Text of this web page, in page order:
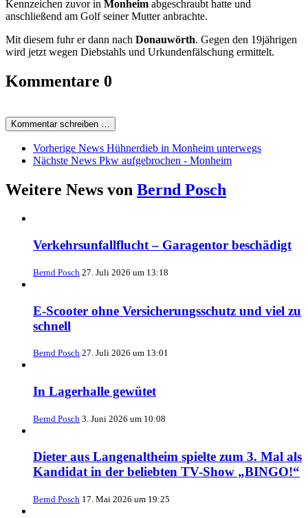
Kennzeichen zuvor in Monheim abgeschraubt hatte und
anschließend am Golf seiner Mutter anbrachte.
Mit diesem fuhr er dann nach Donauwörth. Gegen den 19jährigen
wird jetzt wegen Diebstahls und Urkundenfälschung ermittelt.
Kommentare 0
Kommentar schreiben …
Vorherige News Hühnerdieb in Monheim unterwegs
Nächste News Pkw aufgebrochen - Monheim
Weitere News von Bernd Posch
Verkehrsunfallflucht – Garagentor beschädigt
Bernd Posch 27. Juli 2026 um 13:18
E-Scooter ohne Versicherungsschutz und viel zu
schnell
Bernd Posch 27. Juli 2026 um 13:01
In Lagerhalle gewütet
Bernd Posch 3. Juni 2026 um 10:08
Dieter aus Langenaltheim spielte zum 3. Mal als
Kandidat in der beliebten TV-Show „BINGO!“
Bernd Posch 17. Mai 2026 um 19:25